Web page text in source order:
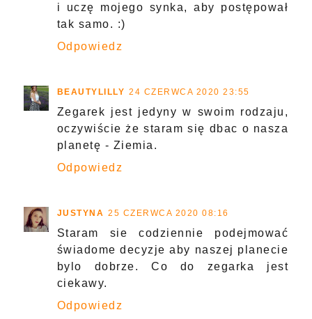
i uczę mojego synka, aby postępował
tak samo. :)
Odpowiedz
BEAUTYLILLY 24 CZERWCA 2020 23:55
Zegarek jest jedyny w swoim rodzaju,
oczywiście że staram się dbac o nasza
planetę - Ziemia.
Odpowiedz
JUSTYNA 25 CZERWCA 2020 08:16
Staram sie codziennie podejmować
świadome decyzje aby naszej planecie
bylo dobrze. Co do zegarka jest
ciekawy.
Odpowiedz